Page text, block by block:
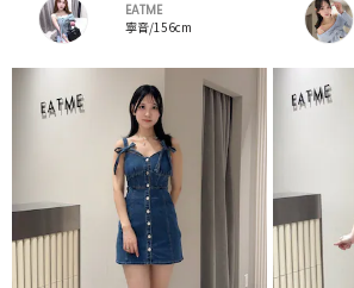
EATME
寧音/156cm